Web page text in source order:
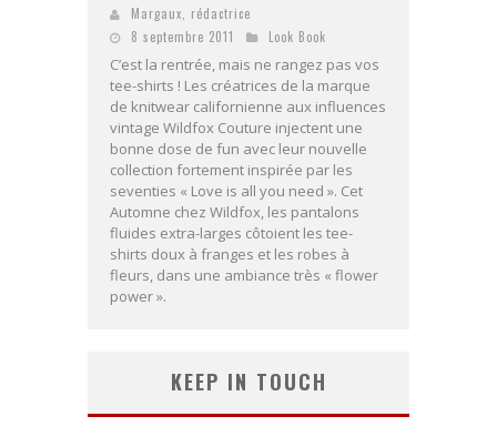
Margaux, rédactrice
8 septembre 2011
Look Book
C’est la rentrée, mais ne rangez pas vos
tee-shirts ! Les créatrices de la marque
de knitwear californienne aux influences
vintage Wildfox Couture injectent une
bonne dose de fun avec leur nouvelle
collection fortement inspirée par les
seventies « Love is all you need ». Cet
Automne chez Wildfox, les pantalons
fluides extra-larges côtoient les tee-
shirts doux à franges et les robes à
fleurs, dans une ambiance très « flower
power ».
KEEP IN TOUCH